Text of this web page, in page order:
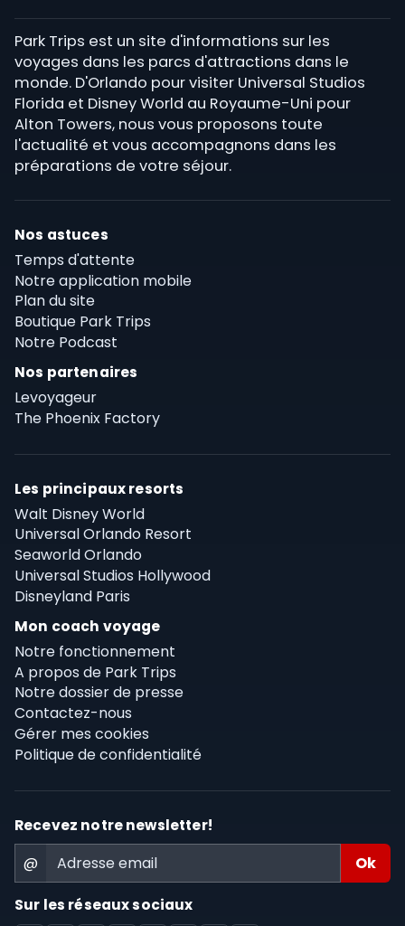
Park Trips est un site d'informations sur les
voyages dans les parcs d'attractions dans le
monde. D'Orlando pour visiter Universal Studios
Florida et Disney World au Royaume-Uni pour
Alton Towers, nous vous proposons toute
l'actualité et vous accompagnons dans les
préparations de votre séjour.
Nos astuces
Temps d'attente
Notre application mobile
Plan du site
Boutique Park Trips
Notre Podcast
Nos partenaires
Levoyageur
The Phoenix Factory
Les principaux resorts
Walt Disney World
Universal Orlando Resort
Seaworld Orlando
Universal Studios Hollywood
Disneyland Paris
Mon coach voyage
Notre fonctionnement
A propos de Park Trips
Notre dossier de presse
Contactez-nous
Gérer mes cookies
Politique de confidentialité
Recevez notre newsletter!
@
Sur les réseaux sociaux